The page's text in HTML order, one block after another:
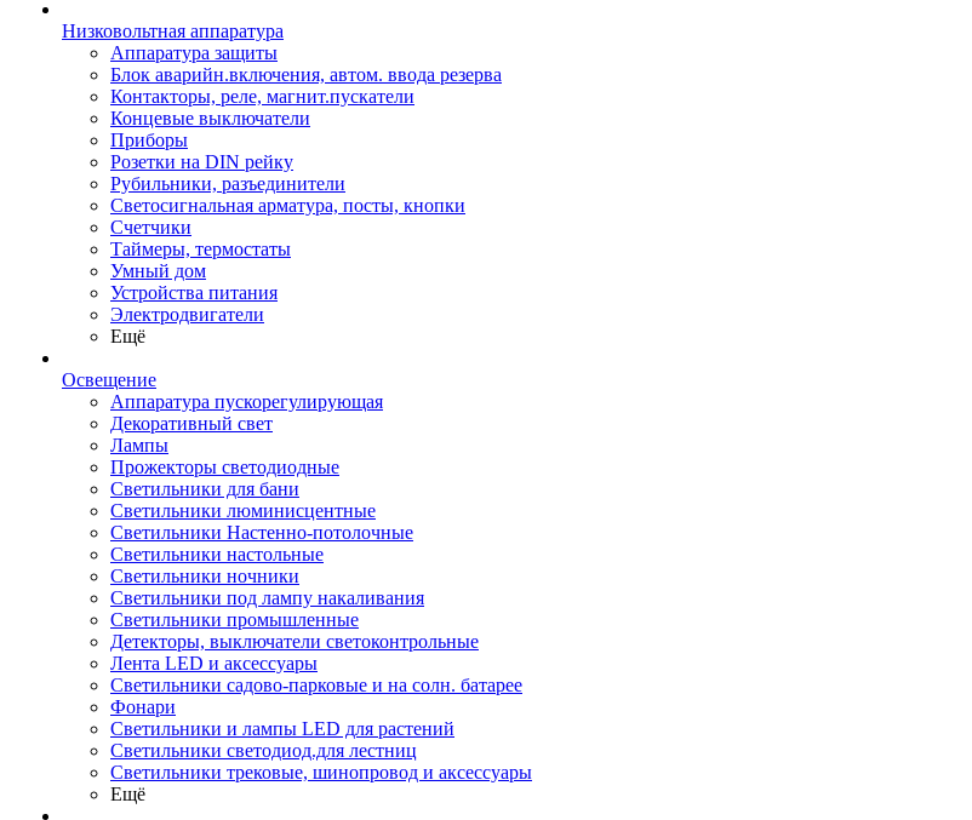
Низковольтная аппаратура
Аппаратура защиты
Блок аварийн.включения, автом. ввода резерва
Контакторы, реле, магнит.пускатели
Концевые выключатели
Приборы
Розетки на DIN рейку
Рубильники, разъединители
Светосигнальная арматура, посты, кнопки
Счетчики
Таймеры, термостаты
Умный дом
Устройства питания
Электродвигатели
Ещё
Освещение
Аппаратура пускорегулирующая
Декоративный свет
Лампы
Прожекторы светодиодные
Светильники для бани
Светильники люминисцентные
Светильники Настенно-потолочные
Светильники настольные
Светильники ночники
Светильники под лампу накаливания
Светильники промышленные
Детекторы, выключатели светоконтрольные
Лента LED и аксессуары
Светильники садово-парковые и на солн. батарее
Фонари
Светильники и лампы LED для растений
Светильники светодиод.для лестниц
Светильники трековые, шинопровод и аксессуары
Ещё